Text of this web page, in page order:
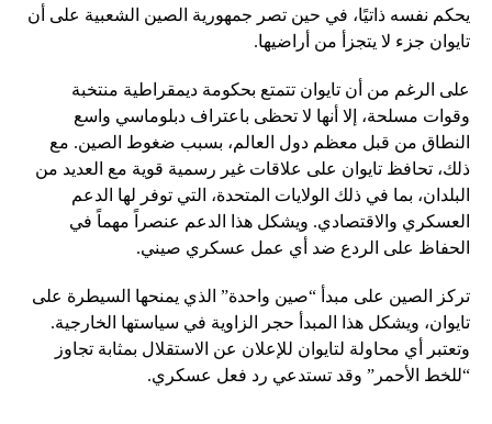
يحكم نفسه ذاتيًا، في حين تصر جمهورية الصين الشعبية على أن
تايوان جزء لا يتجزأ من أراضيها.
على الرغم من أن تايوان تتمتع بحكومة ديمقراطية منتخبة
وقوات مسلحة، إلا أنها لا تحظى باعتراف دبلوماسي واسع
النطاق من قبل معظم دول العالم، بسبب ضغوط الصين. مع
ذلك، تحافظ تايوان على علاقات غير رسمية قوية مع العديد من
البلدان، بما في ذلك الولايات المتحدة، التي توفر لها الدعم
العسكري والاقتصادي. ويشكل هذا الدعم عنصراً مهماً في
الحفاظ على الردع ضد أي عمل عسكري صيني.
تركز الصين على مبدأ “صين واحدة” الذي يمنحها السيطرة على
تايوان، ويشكل هذا المبدأ حجر الزاوية في سياستها الخارجية.
وتعتبر أي محاولة لتايوان للإعلان عن الاستقلال بمثابة تجاوز
“للخط الأحمر” وقد تستدعي رد فعل عسكري.